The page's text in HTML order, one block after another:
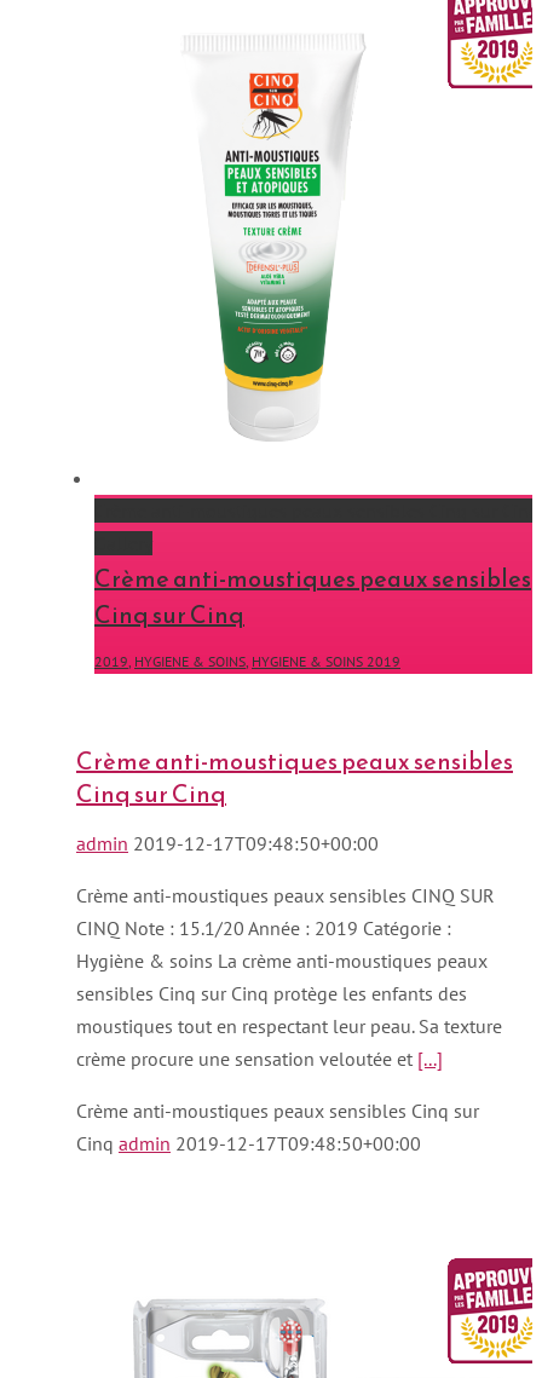
Crème anti-moustiques peaux sensibles
Cinq sur Cinq
2019 HYGIENE & SOINS HYGIENE & SOINS 2019
Crème anti-moustiques peaux sensibles
Cinq sur Cinq
admin 2019-12-17T09:48:50+00:00
Crème anti-moustiques peaux sensibles CINQ SUR
CINQ Note : 15.1/20 Année : 2019 Catégorie :
Hygiène & soins La crème anti-moustiques peaux
sensibles Cinq sur Cinq protège les enfants des
moustiques tout en respectant leur peau. Sa texture
crème procure une sensation veloutée et [...]
Crème anti-moustiques peaux sensibles Cinq sur
Cinq admin 2019-12-17T09:48:50+00:00